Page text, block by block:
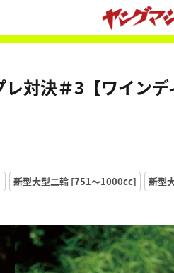
対決＃3【ワイン
新型大型二輪 [751〜1000cc]
新型